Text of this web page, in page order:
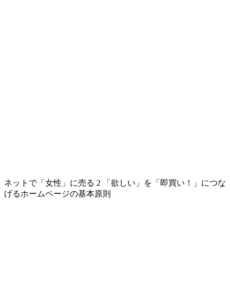
ネットで「女性」に売る 2 「欲しい」を「即買い！」につな
げるホームページの基本原則